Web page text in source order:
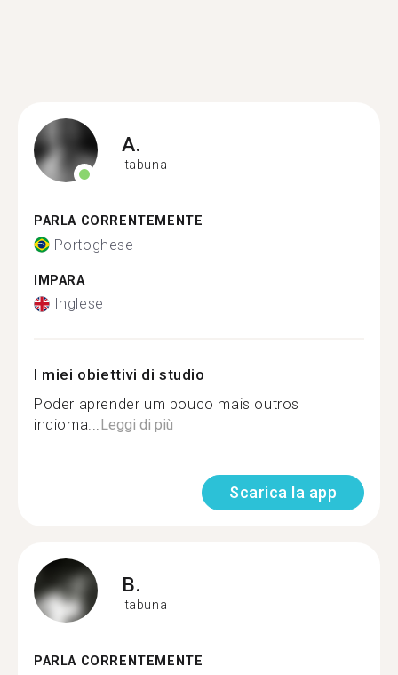
A.
Itabuna
PARLA CORRENTEMENTE
Portoghese
IMPARA
Inglese
I miei obiettivi di studio
Poder aprender um pouco mais outros
indioma...Leggi di più
Scarica la app
B.
Itabuna
PARLA CORRENTEMENTE